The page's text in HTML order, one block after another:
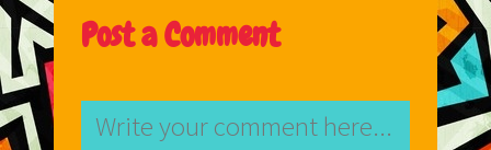
Post a Comment